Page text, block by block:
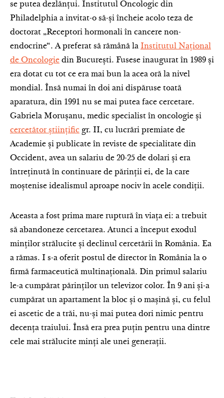
se putea dezlănțui. Institutul Oncologic din
Philadelphia a invitat-o să-și încheie acolo teza de
doctorat „Receptori hormonali în cancere non-
endocrine“. A preferat să rămână la Institutul Național
de Oncologie din București. Fusese inaugurat în 1989 și
era dotat cu tot ce era mai bun la acea oră la nivel
mondial. Însă numai în doi ani dispăruse toată
aparatura, din 1991 nu se mai putea face cercetare.
Gabriela Morușanu, medic specialist în oncologie și
cercetător științific gr. II, cu lucrări premiate de
Academie și publicate în reviste de specialitate din
Occident, avea un salariu de 20-25 de dolari și era
întreținută în continuare de părinții ei, de la care
moștenise idealismul aproape nociv în acele condiții.
Aceasta a fost prima mare ruptură în viața ei: a trebuit
să abandoneze cercetarea. Atunci a început exodul
minților strălucite și declinul cercetării în România. Ea
a rămas. I s-a oferit postul de director în România la o
firmă farmaceutică multinațională. Din primul salariu
le-a cumpărat părinților un televizor color. În 9 ani și-a
cumpărat un apartament la bloc și o mașină și, cu felul
ei ascetic de a trăi, nu-și mai putea dori nimic pentru
decența traiului. Însă era prea puțin pentru una dintre
cele mai strălucite minți ale unei generații.